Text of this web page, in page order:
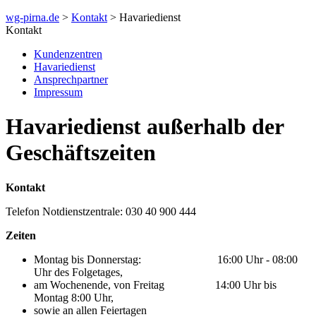
wg-pirna.de > Kontakt > Havariedienst
Kontakt
Kundenzentren
Havariedienst
Ansprechpartner
Impressum
Havariedienst außerhalb der
Geschäftszeiten
Kontakt
Telefon Notdienstzentrale: 030 40 900 444
Zeiten
Montag bis Donnerstag: 16:00 Uhr - 08:00
Uhr des Folgetages,
am Wochenende, von Freitag 14:00 Uhr bis
Montag 8:00 Uhr,
sowie an allen Feiertagen